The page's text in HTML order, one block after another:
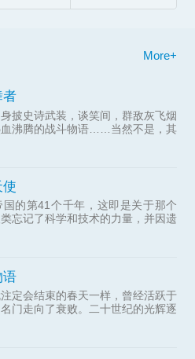
More+
者
披史诗武装，谈笑间，群敌灰飞烟
血沸腾的战斗物语……当然不是，其
不断推倒萌妹子的男人一路开挂的
万岁！
的第41个千年，这即是关于那个
忘记了科学和技术的力量，并因遗
法重拾它们。人类也忘记了进步与
这残酷而黑暗的未来只有战争。群
语
定会结束的春天一样，曾经活跃于
门走向了衰败。二十世纪的光辉逐